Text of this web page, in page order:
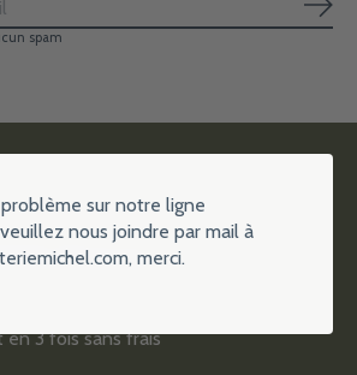
spam
références
en 3 fois sans frais
sur notre ligne
nous joindre par mail à
, merci.